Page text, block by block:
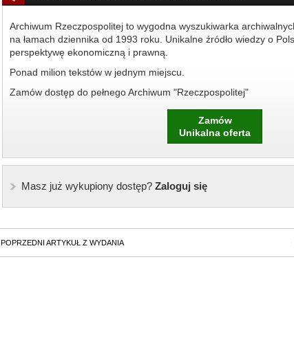
Archiwum Rzeczpospolitej to wygodna wyszukiwarka
na łamach dziennika od 1993 roku. Unikalne źródło wiedzy o
perspektywę ekonomiczną i prawną.
Ponad milion tekstów w jednym miejscu.
Zamów dostęp do pełnego Archiwum "Rzeczpospolitej"
Zamów
Unikalna oferta
Masz już wykupiony dostęp?Zaloguj się
POPRZEDNI ARTYKUŁ Z WYDANIA